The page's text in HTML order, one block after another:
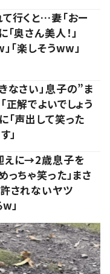
行くと…妻「おー
奥さん美人！」
「楽しそうww」
なさい」息子の”ま
解でよいでしょう
「声出して笑った
」
えに→2歳息子を
ちゃ笑った」まさ
されないヤツ
」